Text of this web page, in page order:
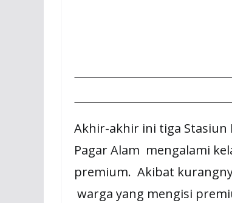
Akhir-akhir ini tiga Stasiun
Pagar Alam mengalami
premium. Akibat
warga yang mengisi